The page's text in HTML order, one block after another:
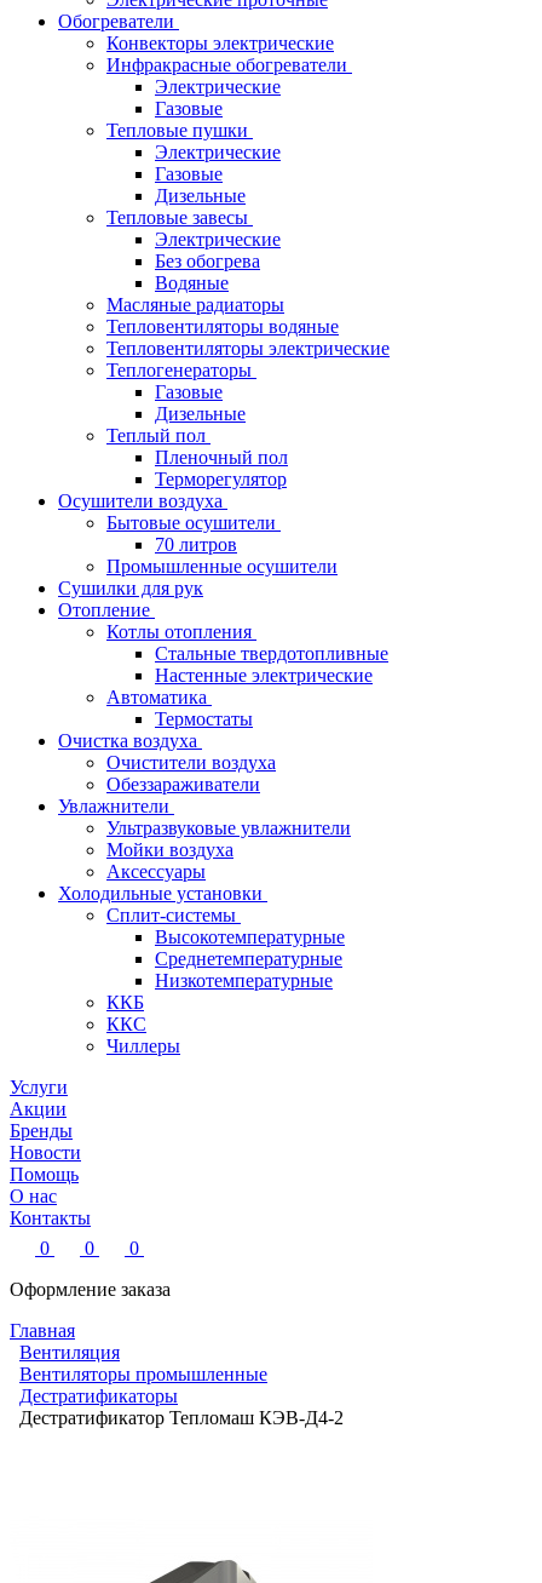
Обогреватели
Конвекторы электрические
Инфракрасные обогреватели
Электрические
Газовые
Тепловые пушки
Электрические
Газовые
Дизельные
Тепловые завесы
Электрические
Без обогрева
Водяные
Масляные радиаторы
Тепловентиляторы водяные
Тепловентиляторы электрические
Теплогенераторы
Газовые
Дизельные
Теплый пол
Пленочный пол
Терморегулятор
Осушители воздуха
Бытовые осушители
70 литров
Промышленные осушители
Сушилки для рук
Отопление
Котлы отопления
Стальные твердотопливные
Настенные электрические
Автоматика
Термостаты
Очистка воздуха
Очистители воздуха
Обеззараживатели
Увлажнители
Ультразвуковые увлажнители
Мойки воздуха
Аксессуары
Холодильные установки
Сплит-системы
Высокотемпературные
Среднетемпературные
Низкотемпературные
ККБ
ККС
Чиллеры
Услуги
Акции
Бренды
Новости
Помощь
О нас
Контакты
0
0
0
Оформление заказа
Главная
Вентиляция
Вентиляторы промышленные
Дестратификаторы
Дестратификатор Тепломаш КЭВ-Д4-2